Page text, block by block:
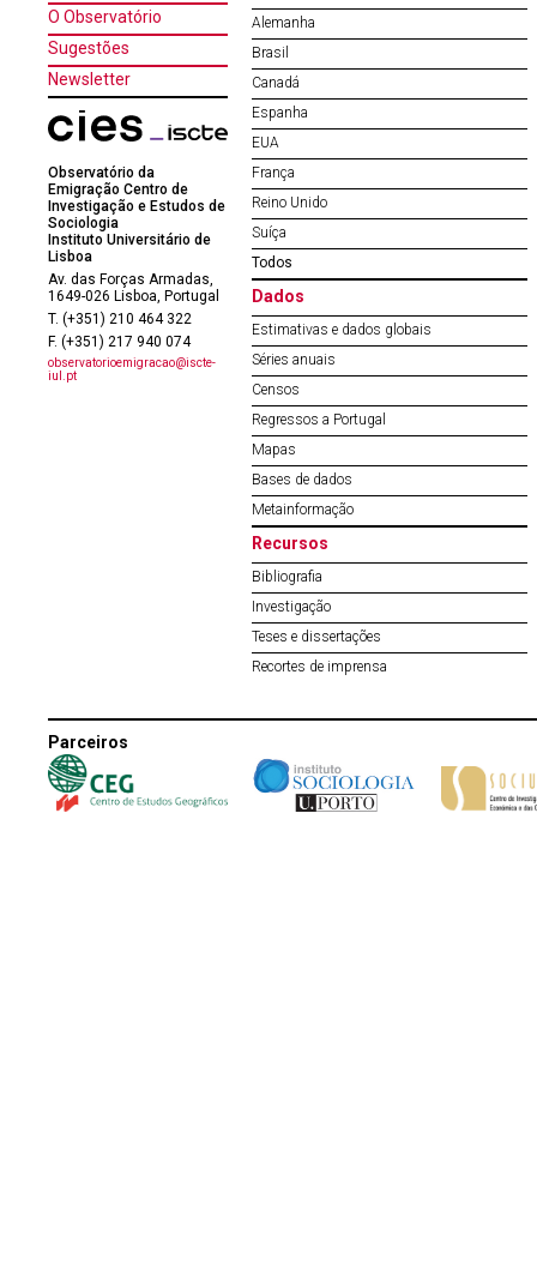
O Observatório
Sugestões
Newsletter
Observatório da
Emigração Centro de
Investigação e Estudos de
Sociologia
Instituto Universitário de
Lisboa
Av. das Forças Armadas,
1649-026 Lisboa, Portugal
T. (+351) 210 464 322
F. (+351) 217 940 074
observatorioemigracao@iscte-
iul.pt
Alemanha
Brasil
Canadá
Espanha
EUA
França
Reino Unido
Suíça
Todos
Dados
Estimativas e dados globais
Séries anuais
Censos
Regressos a Portugal
Mapas
Bases de dados
Metainformação
Recursos
Bibliografia
Investigação
Teses e dissertações
Recortes de imprensa
Parceiros